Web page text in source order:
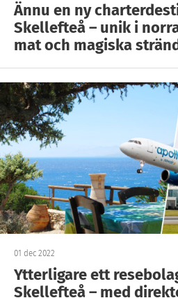
Ännu en ny
Skellefteå – unik i
mat och magiska
01 dec 2022
Ytterligare ett
Skellefteå – med